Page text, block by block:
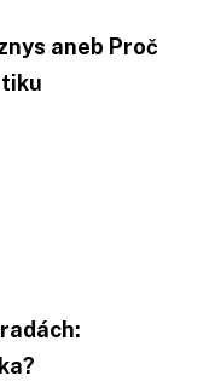
aneb Proč